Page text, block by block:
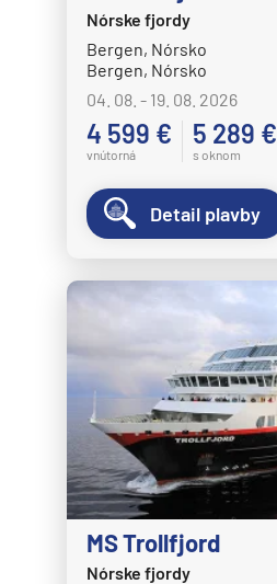
Nórske fjordy
Bergen, Nórsko
Bergen, Nórsko
04. 08. - 19. 08. 2026
4 599 €
vnútorná
5 289 €
s oknom
Detail plavby
MS Trollfjord
Nórske fjordy